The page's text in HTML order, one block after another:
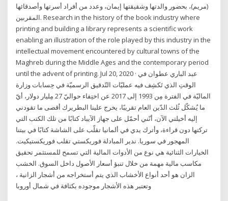
(مريم)، بحضور والدتها وشقيقتها إيمان، وعدد من أفراد أسرتها وأصدقائها
المقربين. Research in the history of the book industry where
printing and building a library represents a scientific work
enabling an illustration of the role played by this industry in the
intellectual movement encountered by cultural towns of the
Maghreb during the Middle Ages and the contemporary period
until the advent of printing. Jul 20, 2020 · عبد الباري عطوان في
الوقتِ الذي تَكشِف فيه عمليّات التّدقيق الرسميّة في حِسابات وزارة
الماليّة في الفترة مِن 1993 إلى 2017 عن اختِفاء حواليّ 27 مِليار دولار، أيّ
ما يُشكّل ثُلث الدّين العام تقريبًا، يخرج علينا البطريرك أقصى ما تقودني
إليه أخيلتي الآن، أنّني أحمّل على جهاز الآيباد كتابًا من تلك الكتب التي
تركتها دون قراءة، وأترك يدي في ألمانيا تقلّب على الشاشة كتابًا في بيتنا
المهجور في سوريا. ندير المبادلة فوريكستي تقلب فوريكستيكيت.
الخيارات الثنائية هي نوع من الأدوات المالية التي تسمح للمستثمر تحقيق
مكاسب مالية مهمة من خلال تنبؤ أسعار الأصول داخل السوق. الخشب
الزان هو أحد أنواع الأخشاب الذي يتم أستخراجه من أشجار الزانية ،
وتعتبر هذه الأشجار موجوده بكثافة في شمال أوروبا